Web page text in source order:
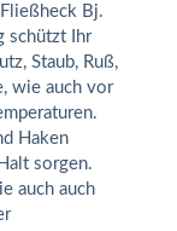
Bj.
schützt Ihr
Staub, Ruß,
wie auch vor
Haken
sorgen.
auch auch